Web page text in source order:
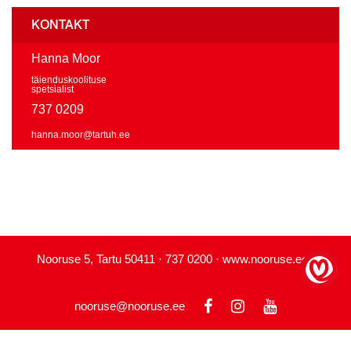
KONTAKT
Hanna Moor
täienduskoolituse
spetsialist
737 0209
hanna.moor@tartuh.ee
Nooruse 5, Tartu 50411 · 737 0200 · www.nooruse.ee ·
nooruse@nooruse.ee